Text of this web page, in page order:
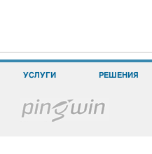
УСЛУГИ РЕШЕНИЯ